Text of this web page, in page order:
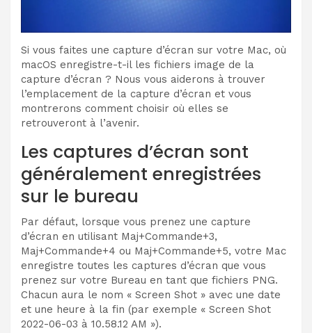
Si vous faites une capture d’écran sur votre Mac, où
macOS enregistre-t-il les fichiers image de la
capture d’écran ? Nous vous aiderons à trouver
l’emplacement de la capture d’écran et vous
montrerons comment choisir où elles se
retrouveront à l’avenir.
Les captures d’écran sont
généralement enregistrées
sur le bureau
Par défaut, lorsque vous prenez une capture
d’écran en utilisant Maj+Commande+3,
Maj+Commande+4 ou Maj+Commande+5, votre Mac
enregistre toutes les captures d’écran que vous
prenez sur votre Bureau en tant que fichiers PNG.
Chacun aura le nom « Screen Shot » avec une date
et une heure à la fin (par exemple « Screen Shot
2022-06-03 à 10.58.12 AM »).